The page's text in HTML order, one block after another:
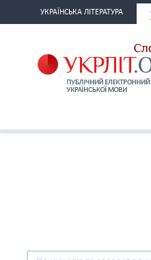
УКРАЇНСЬКА ЛІТЕРАТУРА